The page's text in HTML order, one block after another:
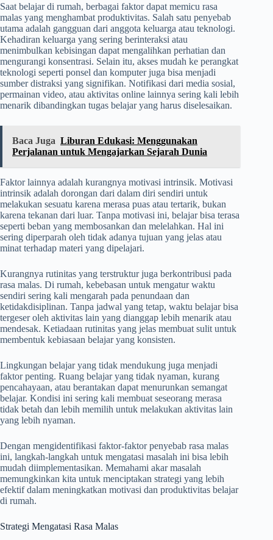
Saat belajar di rumah, berbagai faktor dapat memicu rasa
malas yang menghambat produktivitas. Salah satu penyebab
utama adalah gangguan dari anggota keluarga atau teknologi.
Kehadiran keluarga yang sering berinteraksi atau
menimbulkan kebisingan dapat mengalihkan perhatian dan
mengurangi konsentrasi. Selain itu, akses mudah ke perangkat
teknologi seperti ponsel dan komputer juga bisa menjadi
sumber distraksi yang signifikan. Notifikasi dari media sosial,
permainan video, atau aktivitas online lainnya sering kali lebih
menarik dibandingkan tugas belajar yang harus diselesaikan.
Baca Juga Liburan Edukasi: Menggunakan
Perjalanan untuk Mengajarkan Sejarah Dunia
Faktor lainnya adalah kurangnya motivasi intrinsik. Motivasi
intrinsik adalah dorongan dari dalam diri sendiri untuk
melakukan sesuatu karena merasa puas atau tertarik, bukan
karena tekanan dari luar. Tanpa motivasi ini, belajar bisa terasa
seperti beban yang membosankan dan melelahkan. Hal ini
sering diperparah oleh tidak adanya tujuan yang jelas atau
minat terhadap materi yang dipelajari.
Kurangnya rutinitas yang terstruktur juga berkontribusi pada
rasa malas. Di rumah, kebebasan untuk mengatur waktu
sendiri sering kali mengarah pada penundaan dan
ketidakdisiplinan. Tanpa jadwal yang tetap, waktu belajar bisa
tergeser oleh aktivitas lain yang dianggap lebih menarik atau
mendesak. Ketiadaan rutinitas yang jelas membuat sulit untuk
membentuk kebiasaan belajar yang konsisten.
Lingkungan belajar yang tidak mendukung juga menjadi
faktor penting. Ruang belajar yang tidak nyaman, kurang
pencahayaan, atau berantakan dapat menurunkan semangat
belajar. Kondisi ini sering kali membuat seseorang merasa
tidak betah dan lebih memilih untuk melakukan aktivitas lain
yang lebih nyaman.
Dengan mengidentifikasi faktor-faktor penyebab rasa malas
ini, langkah-langkah untuk mengatasi masalah ini bisa lebih
mudah diimplementasikan. Memahami akar masalah
memungkinkan kita untuk menciptakan strategi yang lebih
efektif dalam meningkatkan motivasi dan produktivitas belajar
di rumah.
Strategi Mengatasi Rasa Malas